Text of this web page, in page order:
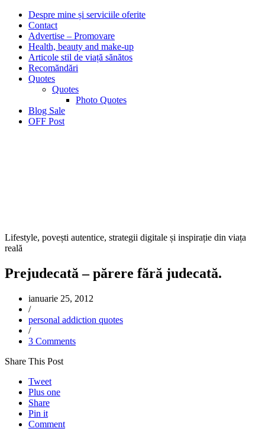
Despre mine și serviciile oferite
Contact
Advertise – Promovare
Health, beauty and make-up
Articole stil de viață sănătos
Recomăndări
Quotes
Quotes
Photo Quotes
Blog Sale
OFF Post
Lifestyle, povești autentice, strategii digitale și inspirație din viața
reală
Prejudecată – părere fără judecată.
ianuarie 25, 2012
/
personal addiction quotes
/
3 Comments
Share This Post
Tweet
Plus one
Share
Pin it
Comment